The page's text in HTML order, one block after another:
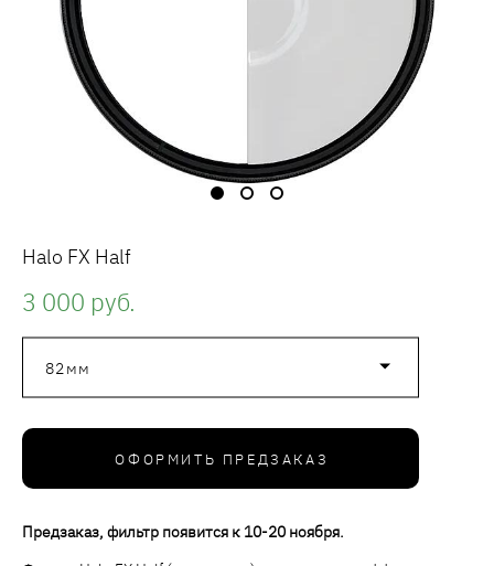
Halo FX Half
3 000 pуб.
82мм
ОФОРМИТЬ ПРЕДЗАКАЗ
Предзаказ, фильтр появится к 10-20 ноября.